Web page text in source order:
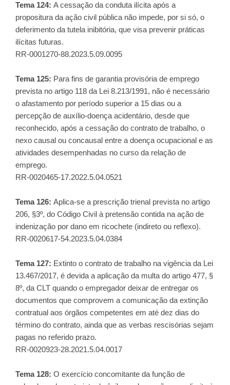
Tema 124: A cessação da conduta ilícita após a
propositura da ação civil pública não impede, por si só, o
deferimento da tutela inibitória, que visa prevenir práticas
ilícitas futuras.
RR-0001270-88.2023.5.09.0095
Tema 125: Para fins de garantia provisória de emprego
prevista no artigo 118 da Lei 8.213/1991, não é necessário
o afastamento por período superior a 15 dias ou a
percepção de auxílio-doença acidentário, desde que
reconhecido, após a cessação do contrato de trabalho, o
nexo causal ou concausal entre a doença ocupacional e as
atividades desempenhadas no curso da relação de
emprego.
RR-0020465-17.2022.5.04.0521
Tema 126: Aplica-se a prescrição trienal prevista no artigo
206, §3º, do Código Civil à pretensão contida na ação de
indenização por dano em ricochete (indireto ou reflexo).
RR-0020617-54.2023.5.04.0384
Tema 127: Extinto o contrato de trabalho na vigência da Lei
13.467/2017, é devida a aplicação da multa do artigo 477, §
8º, da CLT quando o empregador deixar de entregar os
documentos que comprovem a comunicação da extinção
contratual aos órgãos competentes em até dez dias do
término do contrato, ainda que as verbas rescisórias sejam
pagas no referido prazo.
RR-0020923-28.2021.5.04.0017
Tema 128: O exercício concomitante da função de